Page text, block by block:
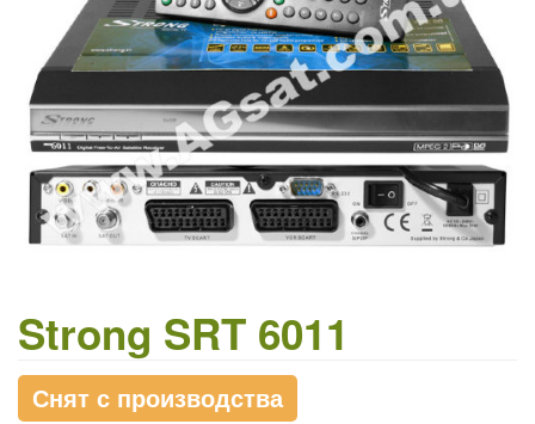
Strong SRT 6011
Снят с производства